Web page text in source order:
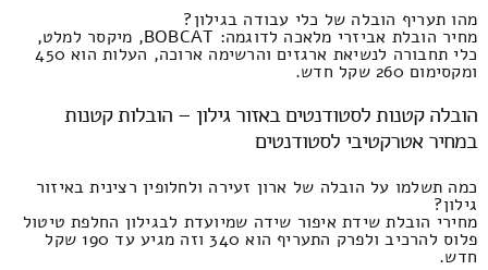
מהו תעריף הובלה של כלי עבודה בגילון?
מחיר הובלת אביזרי מלאכה לדוגמה: BOBCAT, מיקסר למלט,
כלי תחבורה לנשיאת ארגזים והרשימה ארוכה, העלות הוא 450
ומקסימום 260 שקל חדש.
הובלה קטנות לסטודנטים באזור גילון – הובלות קטנות
במחיר אטרקטיבי לסטודנטים
כמה תשלמו על הובלה של ארון זעירה ולחלופין רצינית באיזור
גילון?
מחירי הובלת שידת איפור שידה שמיועדת לבגילון החלפת טיטול
פלוס להרכיב ולפרק התעריף הוא 340 וזה מגיע עד 190 שקל
חדש.